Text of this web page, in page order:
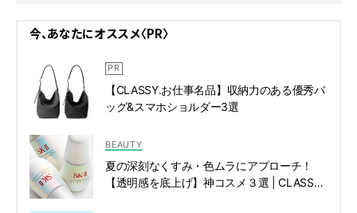
今、あなたにオススメ〈PR〉
【CLASSY.お仕事名品】収納力のある優秀バ
ッグ&スマホショルダー3選
BEAUTY
夏の深刻なくすみ・色ムラにアプローチ！
【透明感を底上げ】神コスメ３選 | CLASSY.